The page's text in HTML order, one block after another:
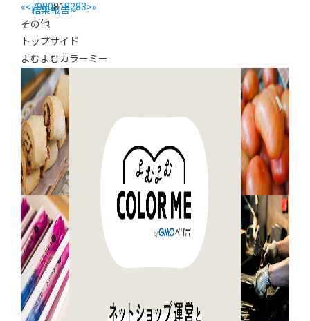
結果報告~
«<7980818283>»
その他
トップサイド
よむよむカラーミー